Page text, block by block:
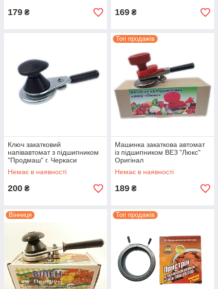
телефоном.
Обираєте зручний для Вас спосіб оплати та
доставки з можливістю післяплати.
3.
кур'єрської служби.
Закаточні машинки для домашнього
консервування без переплат
Вибирайте зручні закаточні машинки (напівавтомат,
автомат і ручні), які служать десятиліттями!
179 ₴ 169 ₴
Ключ закатковий
напівавтомат з підшипником
"Продмаш" г. Черкаси
(Оригінал)
Немає в наявності
200 ₴
Топ продажів
Машинка закаткова автомат
із підшипником ВЕЗ "Люкс"
Оригінал
Немає в наявності
189 ₴
Вінниця Топ продажів